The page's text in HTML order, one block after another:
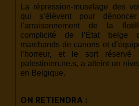
La répression-muselage des
qui s’élèvent pour
l’arraisonnement de la
complicité de l’État belge
marchands de canons et
l’horreur, et le sort réservé
palestinien.ne.s, a atteint un
en Belgique.
ON RETIENDRA :